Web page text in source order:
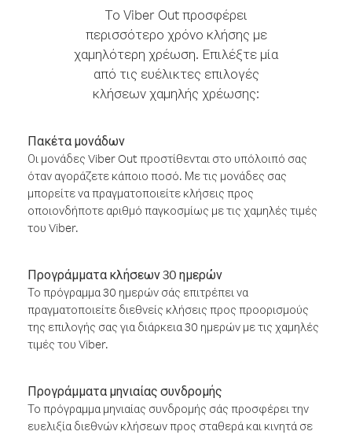
Το Viber Out προσφέρει
περισσότερο χρόνο κλήσης με
χαμηλότερη χρέωση. Επιλέξτε μία
από τις ευέλικτες επιλογές
κλήσεων χαμηλής χρέωσης:
Πακέτα μονάδων
Οι μονάδες Viber Out προστίθενται στο υπόλοιπό σας
όταν αγοράζετε κάποιο ποσό. Με τις μονάδες σας
μπορείτε να πραγματοποιείτε κλήσεις προς
οποιονδήποτε αριθμό παγκοσμίως με τις χαμηλές τιμές
του Viber.
Προγράμματα κλήσεων 30 ημερών
Το πρόγραμμα 30 ημερών σάς επιτρέπει να
πραγματοποιείτε διεθνείς κλήσεις προς προορισμούς
της επιλογής σας για διάρκεια 30 ημερών με τις χαμηλές
τιμές του Viber.
Προγράμματα μηνιαίας συνδρομής
Το πρόγραμμα μηνιαίας συνδρομής σάς προσφέρει την
ευελιξία διεθνών κλήσεων προς σταθερά και κινητά σε